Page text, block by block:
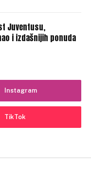
Juventusu,
i izdašnijih ponuda
Instagram
TikTok